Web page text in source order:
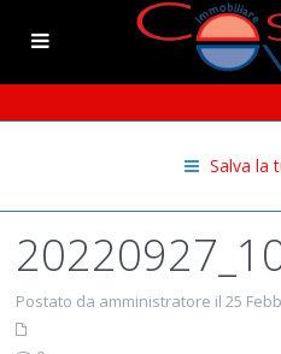
Salva la
Postato da amministratore il 25